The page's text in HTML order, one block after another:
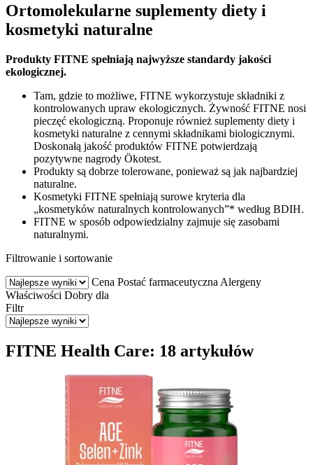
Ortomolekularne suplementy diety i
kosmetyki naturalne
Produkty FITNE spełniają najwyższe standardy jakości
ekologicznej.
Tam, gdzie to możliwe, FITNE wykorzystuje składniki z
kontrolowanych upraw ekologicznych. Żywność FITNE nosi
pieczęć ekologiczną. Proponuje również suplementy diety i
kosmetyki naturalne z cennymi składnikami biologicznymi.
Doskonałą jakość produktów FITNE potwierdzają
pozytywne nagrody Ökotest.
Produkty są dobrze tolerowane, ponieważ są jak najbardziej
naturalne.
Kosmetyki FITNE spełniają surowe kryteria dla
„kosmetyków naturalnych kontrolowanych”* według BDIH.
FITNE w sposób odpowiedzialny zajmuje się zasobami
naturalnymi.
Filtrowanie i sortowanie
Cena Postać farmaceutyczna Alergeny
Właściwości Dobry dla
Filtr
FITNE Health Care: 18 artykułów